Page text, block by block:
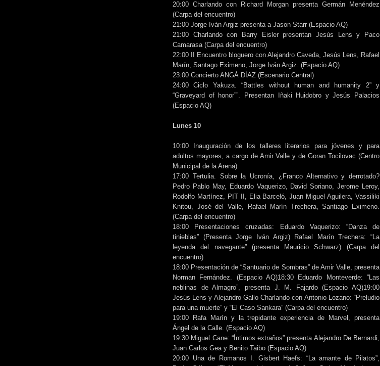
20:00 Charlando con Richard Morgan presenta Germán Menéndez
(Carpa del encuentro)
21:00 Jorge Iván Argiz presenta a Jason Starr (Espacio AQ)
21:00 Charlando con Barry Eisler presentan Jesús Lens y Paco
Camarasa (Carpa del encuentro)
22:00 II Encuentro bloguero con Alejandro Caveda, Jesús Lens, Rafael
Marín, Santago Eximeno, Jorge Iván Argiz. (Espacio AQ)
23:00 Concierto ANGÁ DÍAZ (Escenario Central)
24:00 Ciclo Yakuza. “Battles without human and humanity 2” y
“Graveyard of honor””. Presentan Iñaki Huidobro y Jesús Palacios
(Espacio AQ)
Lunes 10
10:00 Inauguración de los talleres literarios para jóvenes y para
adultos mayores, a cargo de Amir Valle y de Goran Tocilovac (Centro
Municipal de la Arena)
17:00 Tertulia. Sobre la Ucronía, ¿Franco Alternativo y derrotado?
Pedro Pablo May, Eduardo Vaquerizo, David Soriano, Jerome Leroy,
Rodolfo Martínez, PIT II, Elia Barceló, Juan Miguel Aguilera, Vassiliki
Knitou, José del Valle, Rafael Marín Trechera, Santiago Eximeno.
(Carpa del encuentro)
18:00 Presentaciones cruzadas: Eduardo Vaquerizo: “Danza de
tinieblas” (Presenta Jorge Iván Argiz) Rafael Marín Trechera: “La
leyenda del navegante” (presenta Mauricio Schwarz) (Carpa del
encuentro)
18:00 Presentación de “Santuario de Sombras” de Amir Valle, presenta
Norman Fernández. (Espacio AQ)18:30 Eduardo Monteverde: “Las
neblinas de Almagro”, presenta J. M. Fajardo (Espacio AQ)19:00
Jesús Lens y Alejandro Gallo Charlando con Antonio Lozano: “Preludio
para una muerte” y “El Caso Sankara” (Carpa del encuentro)
19:00 Rafa Marín y la trepidante experiencia de Marvel, presenta
Ángel de la Calle. (Espacio AQ)
19:30 Miguel Cane: “Íntimos extraños” presenta Alejandro De Bernardi,
Juan Carlos Gea y Benito Taibo (Espacio AQ)
20:00 Una de Romanos I. Gisbert Haefs: “La amante de Pilatos”,